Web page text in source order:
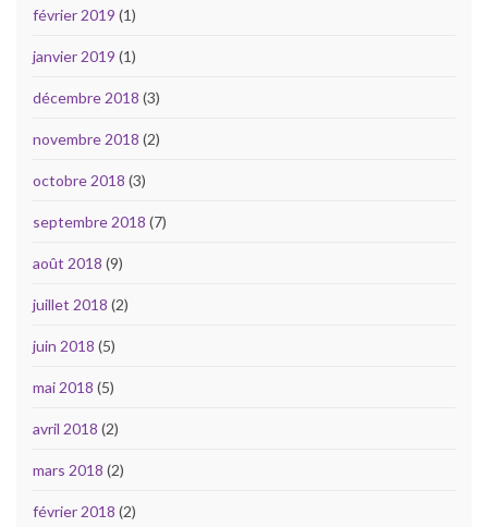
février 2019 (1)
janvier 2019 (1)
décembre 2018 (3)
novembre 2018 (2)
octobre 2018 (3)
septembre 2018 (7)
août 2018 (9)
juillet 2018 (2)
juin 2018 (5)
mai 2018 (5)
avril 2018 (2)
mars 2018 (2)
février 2018 (2)